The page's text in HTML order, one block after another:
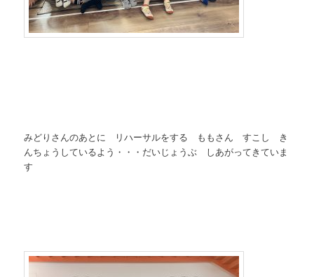
みどりさんのあとに リハーサルをする ももさん すこし き
んちょうしているよう・・・だいじょうぶ しあがってきていま
す